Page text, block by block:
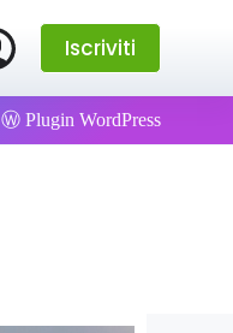
Iscriviti
Ⓦ Plugin WordPress